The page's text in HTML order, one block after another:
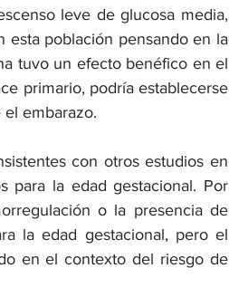
leve de glucosa media,
esta población pensando en la
tuvo un efecto benéfico en el
primario, podría establecerse
embarazo.
con otros estudios en
para la edad gestacional. Por
o la presencia de
la edad gestacional, pero el
en el contexto del riesgo de